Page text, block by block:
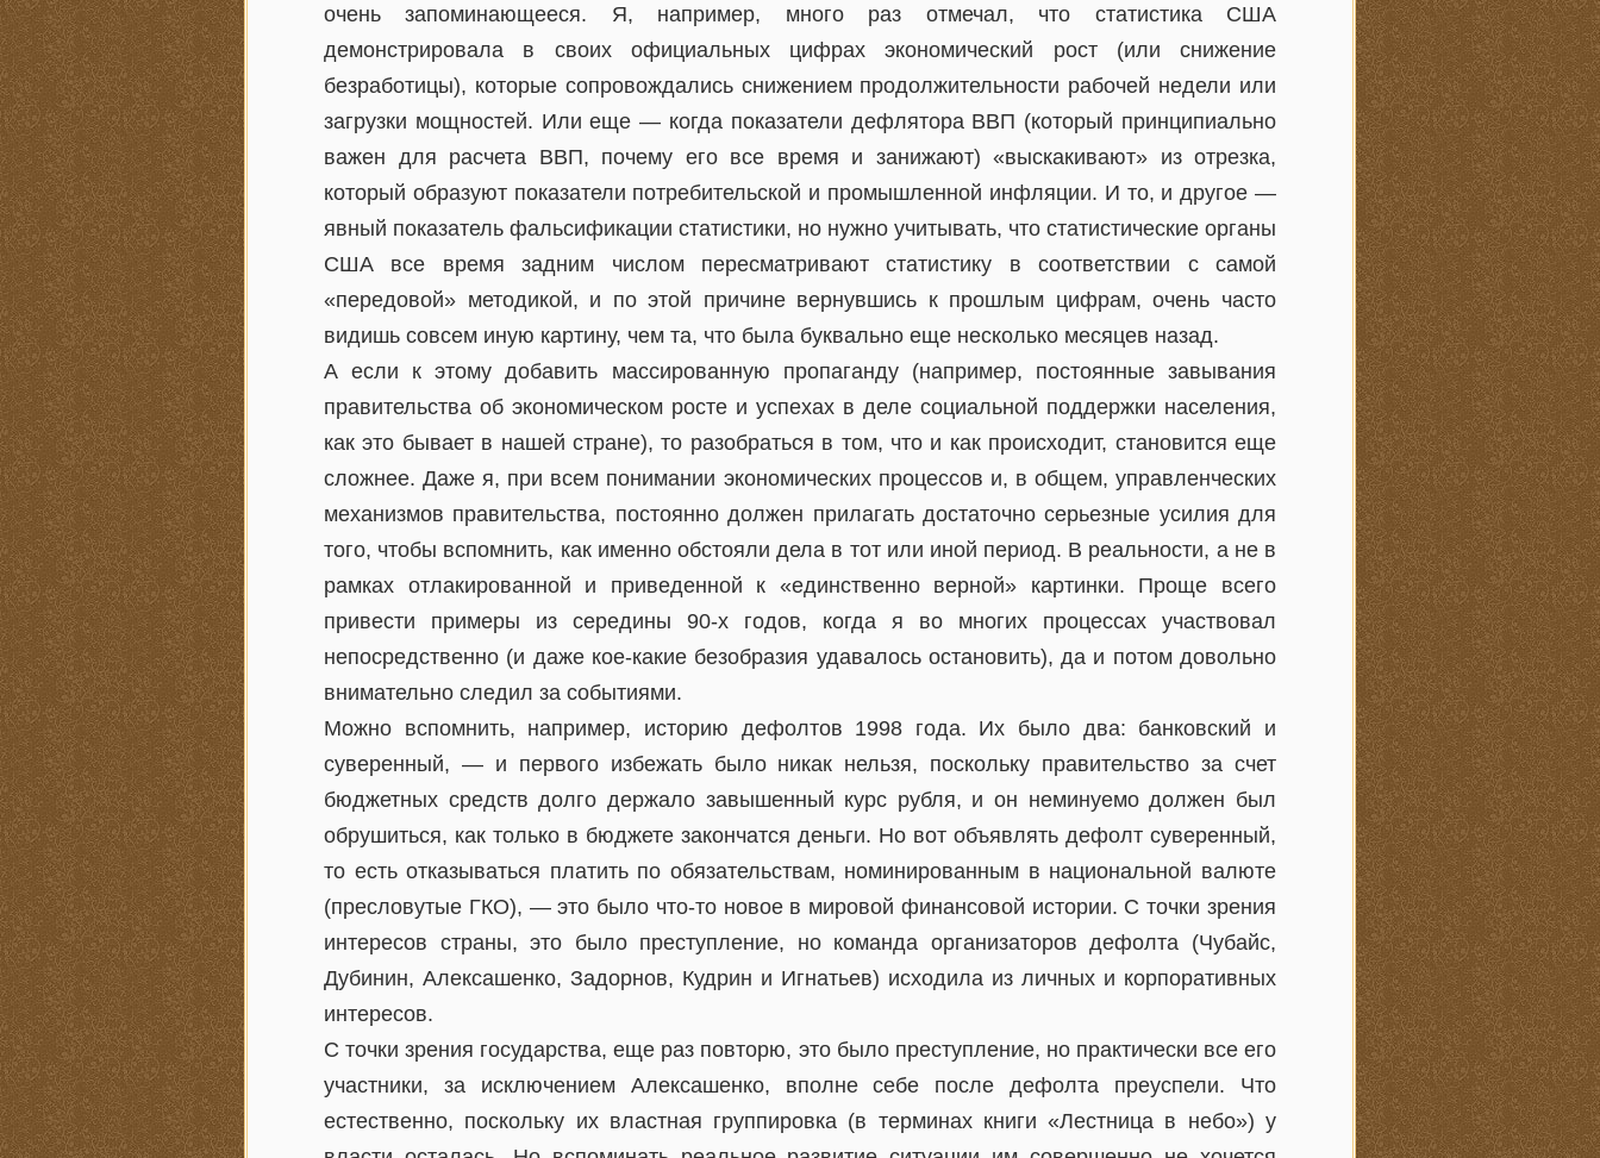
очень запоминающееся. Я, например, много раз отмечал, что статистика США
демонстрировала в своих официальных цифрах экономический рост (или снижение
безработицы), которые сопровождались снижением продолжительности рабочей недели или
загрузки мощностей. Или еще — когда показатели дефлятора ВВП (который принципиально
важен для расчета ВВП, почему его все время и занижают) «выскакивают» из отрезка,
который образуют показатели потребительской и промышленной инфляции. И то, и другое —
явный показатель фальсификации статистики, но нужно учитывать, что статистические органы
США все время задним числом пересматривают статистику в соответствии с самой
«передовой» методикой, и по этой причине вернувшись к прошлым цифрам, очень часто
видишь совсем иную картину, чем та, что была буквально еще несколько месяцев назад.
А если к этому добавить массированную пропаганду (например, постоянные завывания
правительства об экономическом росте и успехах в деле социальной поддержки населения,
как это бывает в нашей стране), то разобраться в том, что и как происходит, становится еще
сложнее. Даже я, при всем понимании экономических процессов и, в общем, управленческих
механизмов правительства, постоянно должен прилагать достаточно серьезные усилия для
того, чтобы вспомнить, как именно обстояли дела в тот или иной период. В реальности, а не в
рамках отлакированной и приведенной к «единственно верной» картинки. Проще всего
привести примеры из середины 90-х годов, когда я во многих процессах участвовал
непосредственно (и даже кое-какие безобразия удавалось остановить), да и потом довольно
внимательно следил за событиями.
Можно вспомнить, например, историю дефолтов 1998 года. Их было два: банковский и
суверенный, — и первого избежать было никак нельзя, поскольку правительство за счет
бюджетных средств долго держало завышенный курс рубля, и он неминуемо должен был
обрушиться, как только в бюджете закончатся деньги. Но вот объявлять дефолт суверенный,
то есть отказываться платить по обязательствам, номинированным в национальной валюте
(пресловутые ГКО), — это было что-то новое в мировой финансовой истории. С точки зрения
интересов страны, это было преступление, но команда организаторов дефолта (Чубайс,
Дубинин, Алексашенко, Задорнов, Кудрин и Игнатьев) исходила из личных и корпоративных
интересов.
С точки зрения государства, еще раз повторю, это было преступление, но практически все его
участники, за исключением Алексашенко, вполне себе после дефолта преуспели. Что
естественно, поскольку их властная группировка (в терминах книги «Лестница в небо») у